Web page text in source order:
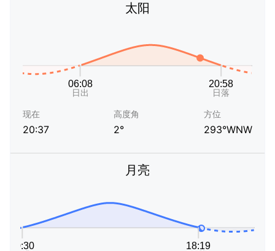
太阳
现在
20:37
高度角
2°
方位
293°WNW
月亮